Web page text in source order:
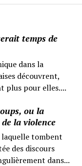
temps de
dans la
découvrent,
plus pour elles....
ou la
la violence
tombent
des discours
dans...